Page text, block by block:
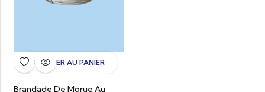
AJOUTER AU PANIER
Brandade De Morue Au